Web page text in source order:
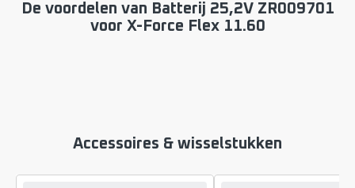
De voordelen van Batterij 25,2V ZR009701
voor X-Force Flex 11.60
Accessoires & wisselstukken